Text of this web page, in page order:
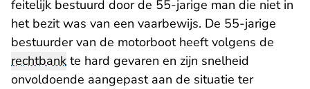
feitelijk bestuurd door de 55-jarige man die niet in
het bezit was van een vaarbewijs. De 55-jarige
bestuurder van de motorboot heeft volgens de
rechtbank te hard gevaren en zijn snelheid
onvoldoende aangepast aan de situatie ter